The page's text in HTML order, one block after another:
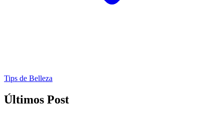
Tips de Belleza
Últimos Post